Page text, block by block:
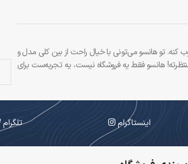
کنه. تو هانسو می‌تونی با خیال راحت از بین کلی مدل و
هانسو فقط یه فروشگاه نیست، یه تجربه‌ست برای
اینستاگرام تلگرام